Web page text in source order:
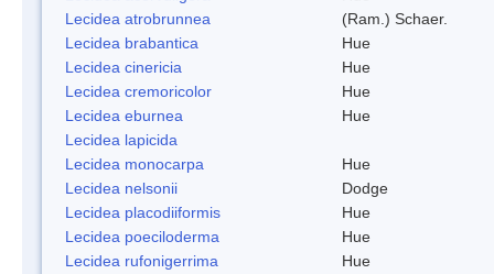
Lecidea atrobrunnea
(Ram.) Schaer.
Lecidea brabantica
Hue
Lecidea cinericia
Hue
Lecidea cremoricolor
Hue
Lecidea eburnea
Hue
Lecidea lapicida
Lecidea monocarpa
Hue
Lecidea nelsonii
Dodge
Lecidea placodiiformis
Hue
Lecidea poeciloderma
Hue
Lecidea rufonigerrima
Hue